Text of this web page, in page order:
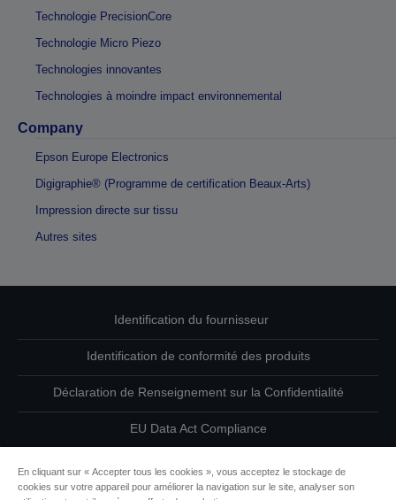
Technologie PrecisionCore
Technologie Micro Piezo
Technologies innovantes
Technologies à moindre impact environnemental
Company
Epson Europe Electronics
Digigraphie® (Programme de certification Beaux-Arts)
Impression directe sur tissu
Autres sites
Identification du fournisseur
Identification de conformité des produits
Déclaration de Renseignement sur la Confidentialité
EU Data Act Compliance
Contactez-nous au sujet de vos données
En cliquant sur « Accepter tous les cookies », vous acceptez le stockage de
cookies sur votre appareil pour améliorer la navigation sur le site, analyser son